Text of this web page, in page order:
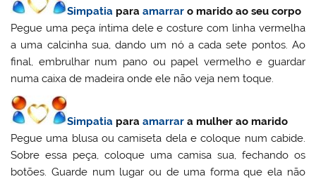
Simpatia paraamarrar o marido ao seu corpo
Pegue uma peça íntima dele e costure com linha vermelha
a uma calcinha sua, dando um nó a cada sete pontos. Ao
final, embrulhar num pano ou papel vermelho e guardar
numa caixa de madeira onde ele não veja nem toque.
Simpatia paraamarrar a mulher ao marido
Pegue uma blusa ou camiseta dela e coloque num cabide.
Sobre essa peça, coloque uma camisa sua, fechando os
botões. Guarde num lugar ou de uma forma que ela não